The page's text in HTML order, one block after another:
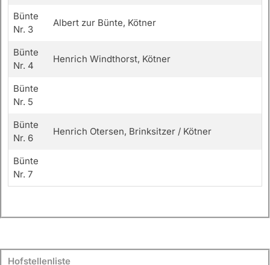
Bünte
Nr. 3
Albert zur Bünte, Kötner
Bünte
Nr. 4
Henrich Windthorst, Kötner
Bünte
Nr. 5
Bünte
Nr. 6
Henrich Otersen, Brinksitzer / Kötner
Bünte
Nr. 7
Hofstellenliste